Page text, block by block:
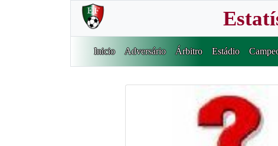
Inicio Adversário Árbitro Estádio